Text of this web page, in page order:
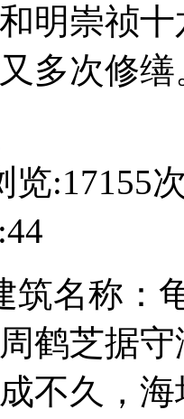
明崇祯
多次修缮
览:17155
筑名称：
鹤芝据
久，海